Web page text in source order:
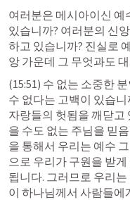
여러분은 메시아이신 예
있습니까? 여러분의 신
하고 있습니까? 진실로
앙 가운데 그 무엇과도
(15:51) 수 없는 소중한
수 없다는 고백이 있습
자랑들의 헛됨을 깨닫고
을 수도 없는 주님을 믿
을 통해서 우리는 예수
으로 우리가 구원을 받
됩니다. 그러므로 우리
이 하나님께서 사람들에